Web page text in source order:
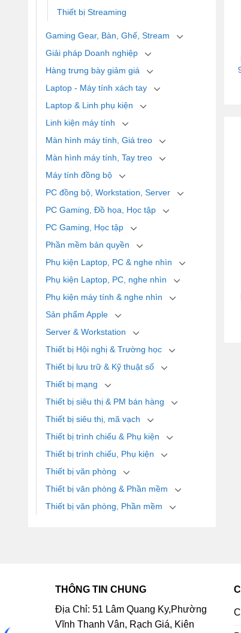
Thiết bị Streaming
Gaming Gear, Bàn, Ghế, Stream
Giải pháp Doanh nghiệp
Hàng trưng bày giảm giá
Laptop - Máy tính xách tay
Laptop & Linh phụ kiện
Linh kiện máy tính
Màn hình máy tính, Giá treo
Màn hình máy tính, Tay treo
Máy tính đồng bộ
PC đồng bộ, Workstation, Server
PC Gaming, Đồ họa, Học tập
PC Gaming, Học tập
Phần mềm bản quyền
Phụ kiện Laptop, PC & nghe nhìn
Phụ kiện Laptop, PC, nghe nhìn
Phụ kiện máy tính & nghe nhìn
Sản phẩm Apple
Server & Workstation
Thiết bị Hội nghị & Trường học
Thiết bị lưu trữ & Kỹ thuật số
Thiết bị mạng
Thiết bị siêu thị & PM bán hàng
Thiết bị siêu thị, mã vạch
Thiết bị trình chiếu & Phụ kiện
Thiết bị trình chiếu, Phụ kiện
Thiết bị văn phòng
Thiết bị văn phòng & Phần mềm
Thiết bị văn phòng, Phần mềm
THÔNG TIN CHUNG
Địa Chỉ: 51 Lâm Quang Ky,Phường
Vĩnh Thanh Vân, Rạch Giá, Kiên